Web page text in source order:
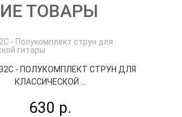
ТОВАРЫ
- ПОЛУКОМПЛЕКТ СТРУН ДЛЯ
КЛАССИЧЕСКОЙ ...
630 р.